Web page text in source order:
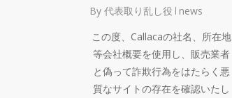
By 代表取り乱し役 news
この度、Callacaの社名、所在地
等会社概要を使用し、販売業者
と偽って詐欺行為をはたらく悪
質なサイトの存在を確認いたし